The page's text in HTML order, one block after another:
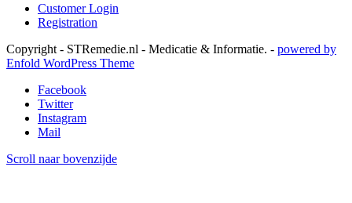
Customer Login
Registration
Copyright - STRemedie.nl - Medicatie & Informatie. - powered by
Enfold WordPress Theme
Facebook
Twitter
Instagram
Mail
Scroll naar bovenzijde